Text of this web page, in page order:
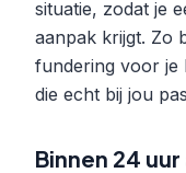
situatie, zodat je
aanpak krijgt. Zo
fundering voor je
die echt bij jou
Binnen 24